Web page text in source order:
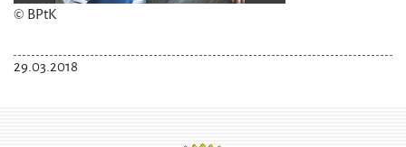
© BPtK
29.03.2018